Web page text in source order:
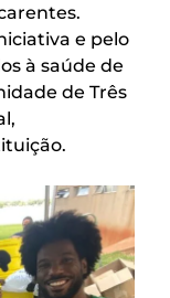
e pelo
à saúde de
de Três